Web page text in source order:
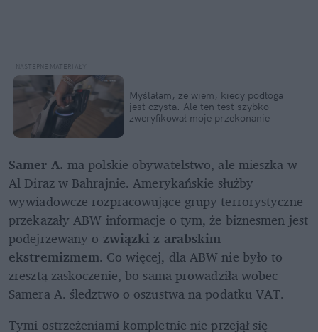
Myślałam, że wiem, kiedy podłoga
jest czysta. Ale ten test szybko
zweryfikował moje przekonanie
Samer A. ma polskie obywatelstwo, ale mieszka w
Al Diraz w Bahrajnie. Amerykańskie służby
wywiadowcze rozpracowujące grupy terrorystyczne
przekazały ABW informacje o tym, że biznesmen jest
podejrzewany o związki z arabskim
ekstremizmem. Co więcej, dla ABW nie było to
zresztą zaskoczenie, bo sama prowadziła wobec
Samera A. śledztwo o oszustwa na podatku VAT.